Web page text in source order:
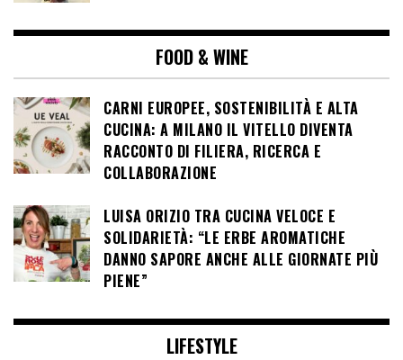
FOOD & WINE
CARNI EUROPEE, SOSTENIBILITÀ E ALTA
CUCINA: A MILANO IL VITELLO DIVENTA
RACCONTO DI FILIERA, RICERCA E
COLLABORAZIONE
LUISA ORIZIO TRA CUCINA VELOCE E
SOLIDARIETÀ: “LE ERBE AROMATICHE
DANNO SAPORE ANCHE ALLE GIORNATE PIÙ
PIENE”
LIFESTYLE